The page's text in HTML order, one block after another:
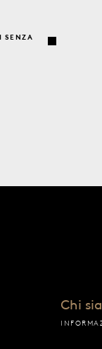
SENZA
Chi